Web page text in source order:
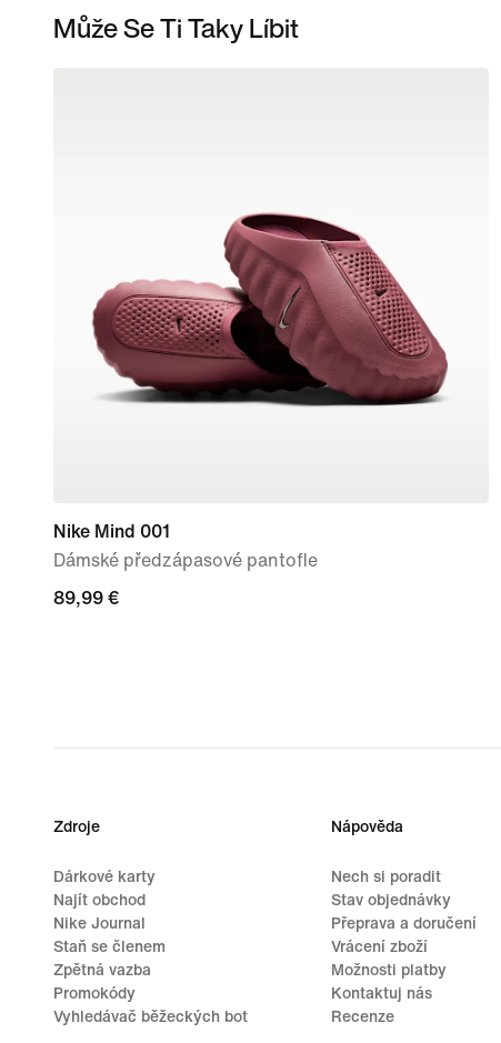
Může Se Ti Taky Líbit
Nike Mind 001
Dámské předzápasové pantofle
89,99 €
89,99 €
Zdroje
Dárkové karty
Najít obchod
Nike Journal
Staň se členem
Zpětná vazba
Promokódy
Vyhledávač běžeckých bot
Nápověda
Nech si poradit
Stav objednávky
Přeprava a doručení
Vrácení zboží
Možnosti platby
Kontaktuj nás
Recenze